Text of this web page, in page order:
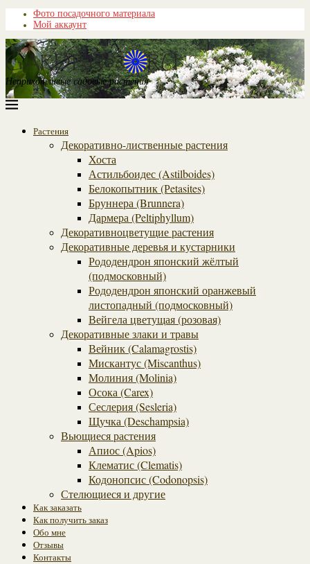
Фото посадочного материала
Мой аккаунт
Неприхотливые садовые растения
Растения
Декоративно-лиственные растения
Хоста
Астильбоидес (Astilboides)
Белокопытник (Рetasites)
Бруннера (Brunnera)
Дармера (Peltiphyllum)
Декоративноцветущие растения
Декоративные деревья и кустарники
Рододендрон японский жёлтый
(подмосковный)
Рододендрон японский оранжевый
листопадный (подмосковный)
Вейгела цветущая (розовая)
Декоративные злаки и травы
Вейник (Calamagrostis)
Мискантус (Miscanthus)
Молиния (Molinia)
Осока (Carex)
Сеслерия (Sesleria)
Щучка (Deschampsia)
Вьющиеся растения
Апиос (Apios)
Клематис (Clematis)
Кодонопсис (Codonopsis)
Стелющиеся и другие
Как заказать
Как получить заказ
Обо мне
Отзывы
Контакты